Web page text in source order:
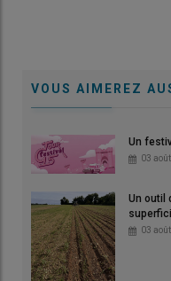
VOUS AIMEREZ
Un
03
Un outil
03